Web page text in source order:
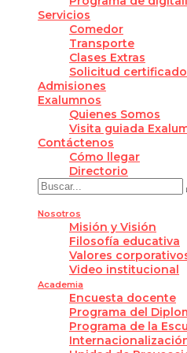
Servicios
Comedor
Transporte
Clases Extras
Solicitud
Admisiones
Exalumnos
Quienes Somos
Visita guiada
Contáctenos
Cómo llegar
Directorio
Nosotros
Misión y Visión
Filosofía educativa
Valores
Video institucional
Academia
Encuesta docente
Programa del
Programa de la